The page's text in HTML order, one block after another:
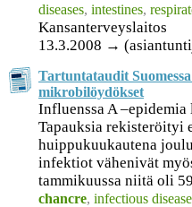
diseases, intestines,
Kansanterveyslaitos
13.3.2008 →
Tartuntataudit
mikrobilöydökset
Influenssa A
Tapauksia rekisteröityi
huippukuukautena
infektiot vähenivät
tammikuussa niitä oli
chancre, infectious